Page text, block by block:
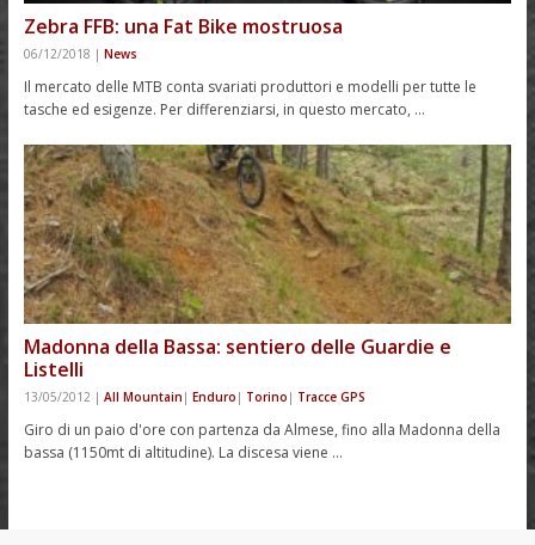
Zebra FFB: una Fat Bike mostruosa
06/12/2018 | News
Il mercato delle MTB conta svariati produttori e modelli per tutte le
tasche ed esigenze. Per differenziarsi, in questo mercato, …
Madonna della Bassa: sentiero delle Guardie e
Listelli
13/05/2012 | All Mountain | Enduro | Torino | Tracce GPS
Giro di un paio d'ore con partenza da Almese, fino alla Madonna della
bassa (1150mt di altitudine). La discesa viene …